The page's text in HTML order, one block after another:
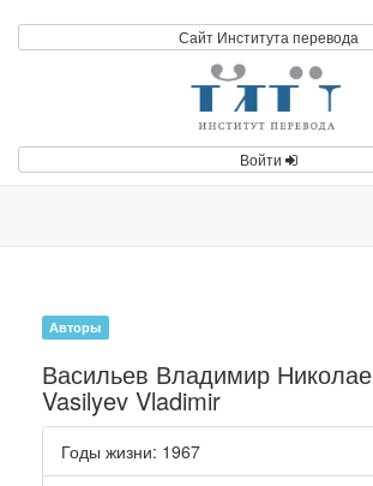
Сайт Института перевода
Войти
Авторы
Васильев Владимир
Vasilyev Vladimir
Годы жизни: 1967